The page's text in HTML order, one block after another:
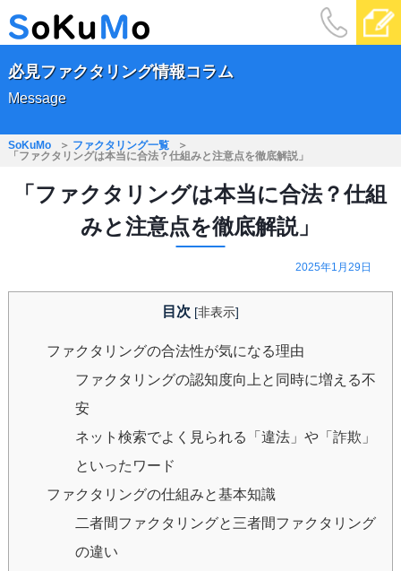
必見ファクタリング情報コラム
Message
SoKuMo
ファクタリング一覧
「ファクタリングは本当に合法？仕組みと注意点を徹底解説」
「ファクタリングは本当に合法？仕組
みと注意点を徹底解説」
2025年1月29日
目次 [非表示]
ファクタリングの合法性が気になる理由
ファクタリングの認知度向上と同時に増える不
安
ネット検索でよく見られる「違法」や「詐欺」
といったワード
ファクタリングの仕組みと基本知識
二者間ファクタリングと三者間ファクタリング
の違い